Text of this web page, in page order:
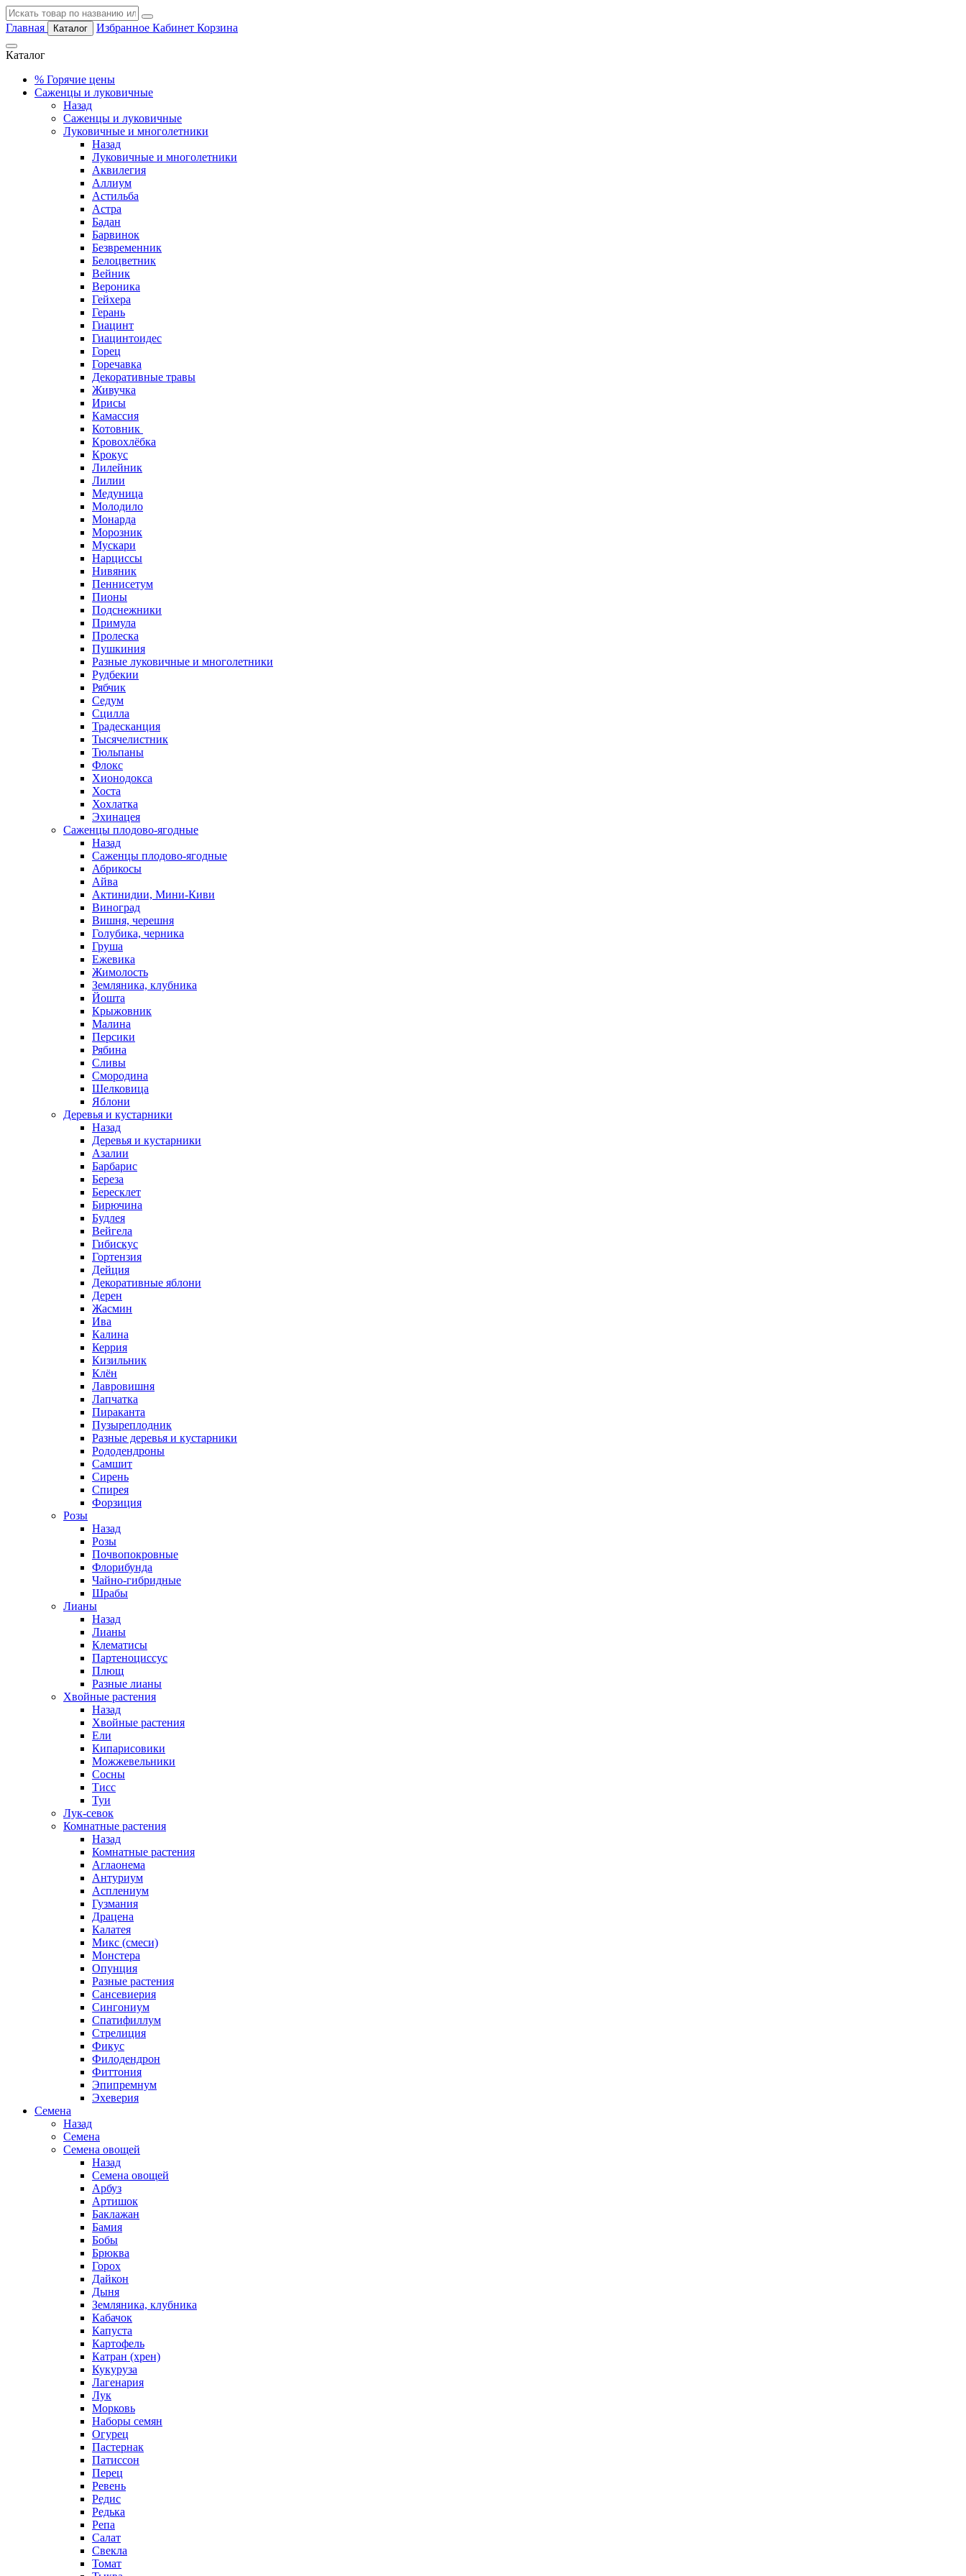
Главная Каталог Избранное Кабинет Корзина
Каталог
% Горячие цены
Саженцы и луковичные
Назад
Саженцы и луковичные
Луковичные и многолетники
Назад
Луковичные и многолетники
Аквилегия
Аллиум
Астильба
Астра
Бадан
Барвинок
Безвременник
Белоцветник
Вейник
Вероника
Гейхера
Герань
Гиацинт
Гиацинтоидес
Горец
Горечавка
Декоративные травы
Живучка
Ирисы
Камассия
Котовник
Кровохлёбка
Крокус
Лилейник
Лилии
Медуница
Молодило
Монарда
Морозник
Мускари
Нарциссы
Нивяник
Пеннисетум
Пионы
Подснежники
Примула
Пролеска
Пушкиния
Разные луковичные и многолетники
Рудбекии
Рябчик
Седум
Сцилла
Традесканция
Тысячелистник
Тюльпаны
Флокс
Хионодокса
Хоста
Хохлатка
Эхинацея
Саженцы плодово-ягодные
Назад
Саженцы плодово-ягодные
Абрикосы
Айва
Актинидии, Мини-Киви
Виноград
Вишня, черешня
Голубика, черника
Груша
Ежевика
Жимолость
Земляника, клубника
Йошта
Крыжовник
Малина
Персики
Рябина
Сливы
Смородина
Шелковица
Яблони
Деревья и кустарники
Назад
Деревья и кустарники
Азалии
Барбарис
Береза
Бересклет
Бирючина
Будлея
Вейгела
Гибискус
Гортензия
Дейция
Декоративные яблони
Дерен
Жасмин
Ива
Калина
Керрия
Кизильник
Клён
Лавровишня
Лапчатка
Пираканта
Пузыреплодник
Разные деревья и кустарники
Рододендроны
Самшит
Сирень
Спирея
Форзиция
Розы
Назад
Розы
Почвопокровные
Флорибунда
Чайно-гибридные
Шрабы
Лианы
Назад
Лианы
Клематисы
Партеноциссус
Плющ
Разные лианы
Хвойные растения
Назад
Хвойные растения
Ели
Кипарисовики
Можжевельники
Сосны
Тисс
Туи
Лук-севок
Комнатные растения
Назад
Комнатные растения
Аглаонема
Антуриум
Асплениум
Гузмания
Драцена
Калатея
Микс (смеси)
Монстера
Опунция
Разные растения
Сансевиерия
Сингониум
Спатифиллум
Стрелиция
Фикус
Филодендрон
Фиттония
Эпипремнум
Эхеверия
Семена
Назад
Семена
Семена овощей
Назад
Семена овощей
Арбуз
Артишок
Баклажан
Бамия
Бобы
Брюква
Горох
Дайкон
Дыня
Земляника, клубника
Кабачок
Капуста
Картофель
Катран (хрен)
Кукуруза
Лагенария
Лук
Морковь
Наборы семян
Огурец
Пастернак
Патиссон
Перец
Ревень
Редис
Редька
Репа
Салат
Свекла
Томат